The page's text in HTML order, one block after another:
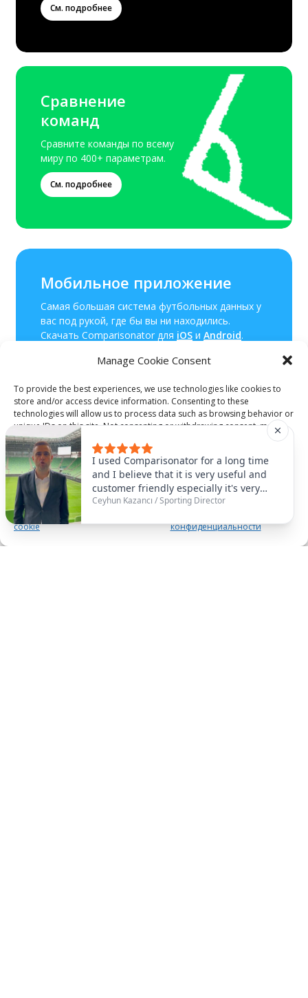
Manage Cookie Consent
To provide the best experiences, we use technologies like cookies to
store and/or access device information. Consenting to these
technologies will allow us to process data such as browsing behavior or
unique IDs on this site. Not consenting or withdrawing consent, may
adversely affect certain features and functions.
Accept
Политика использования файлов
cookie
Политика
конфиденциальности
См. подробнее
Сравнение
команд
Сравните команды по всему
миру по 400+ параметрам.
См. подробнее
Мобильное приложение
Самая большая система футбольных данных у
вас под рукой, где бы вы ни находились.
Скачать Comparisonator для iOSи Android.
I used Comparisonator for a long time
and I believe that it is very useful and
customer friendly especially it's very
useful to find some similar players that
Abubakar as number nine and it was
Ceyhun Kazancı /Sporting Director